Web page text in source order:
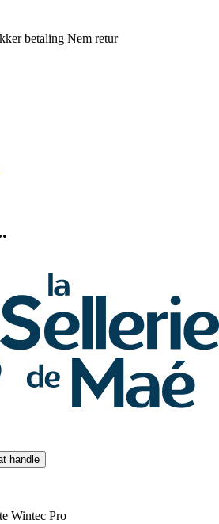
betaling Nem retur
handle
Wintec Pro